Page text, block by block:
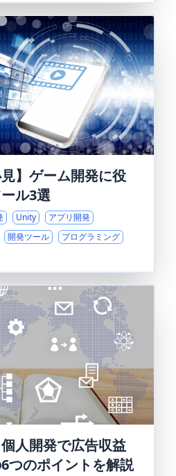
見】ゲーム開発に役
ル3選
Unity
アプリ開発
開発ツール プログラミング
個人開発で広告収益
つのポイントを解説